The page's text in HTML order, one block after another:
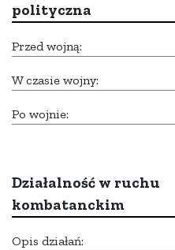
polityczna
Przed wojną:
W czasie wojny:
Po wojnie:
Działalność w ruchu
kombatanckim
Opis działań: